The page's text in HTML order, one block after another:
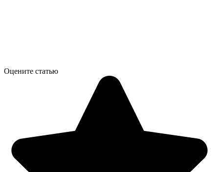
Оцените статью